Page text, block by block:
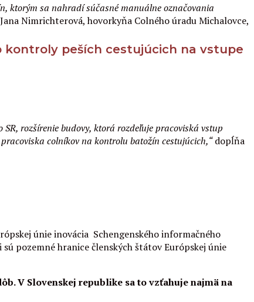
ktorým sa nahradí súčasné manuálne označovania
Nimrichterová, hovorkyňa Colného úradu Michalovce,
kontroly peších cestujúcich na vstupe
rozšírenie budovy, ktorá rozdeľuje pracoviská vstup
colníkov na kontrolu batožín cestujúcich,“dopĺňa
únie inovácia Schengenského informačného
pozemné hranice členských štátov Európskej únie
V Slovenskej republike sa to vzťahuje najmä na